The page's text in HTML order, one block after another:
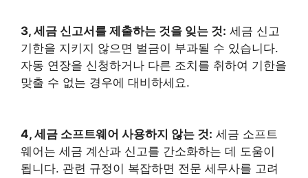
3, 세금 신고서를 제출하는 것을 잊는 것: 세금 신고
기한을 지키지 않으면 벌금이 부과될 수 있습니다.
자동 연장을 신청하거나 다른 조치를 취하여 기한을
맞출 수 없는 경우에 대비하세요.
4, 세금 소프트웨어 사용하지 않는 것: 세금 소프트
웨어는 세금 계산과 신고를 간소화하는 데 도움이
됩니다. 관련 규정이 복잡하면 전문 세무사를 고려